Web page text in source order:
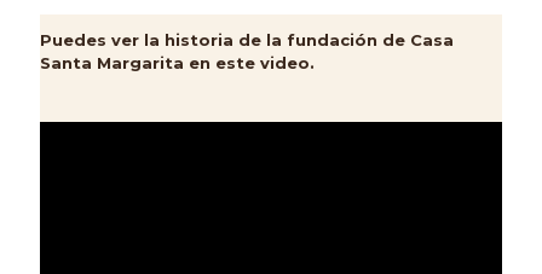
Puedes ver la historia de la fundación de Casa
Santa Margarita en este video.